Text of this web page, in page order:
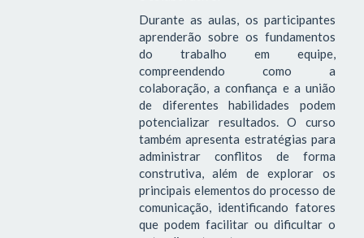
Durante as aulas, os participantes
aprenderão sobre os fundamentos
do trabalho em equipe,
compreendendo como a
colaboração, a confiança e a união
de diferentes habilidades podem
potencializar resultados. O curso
também apresenta estratégias para
administrar conflitos de forma
construtiva, além de explorar os
principais elementos do processo de
comunicação, identificando fatores
que podem facilitar ou dificultar o